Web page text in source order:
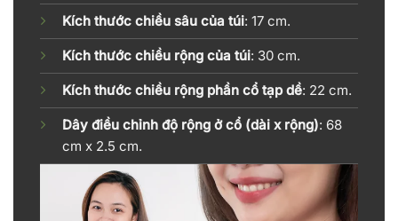
Kích thước chiều sâu của túi: 17 cm.
Kích thước chiều rộng của túi: 30 cm.
Kích thước chiều rộng phần cổ tạp dề: 22 cm.
Dây điều chỉnh độ rộng ở cổ (dài x rộng): 68
cm x 2.5 cm.